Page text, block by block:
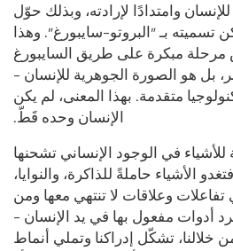
وامتدادًا لإرادته، وبذلك حوّل
تسميته بـ "البروتو-سايبورغ". وهذا
مرحلة مبكرة على طريق السايبورغ
بل هو الصورة الجوهرية للإنسان –
متقدمة. بهذا المعنى، لم يكن
الإنسان وحده قَطّ.
للأشياء في الوجود الإنساني تشحنها
الأشياء حاملةً للذاكرة، والنوايا،
وعلاقات لا تنتهي معها ومن
أدوات مفعول بها في يد الإنسان –
خلالنا، تشكّل إدراكنا وتملي أنماط